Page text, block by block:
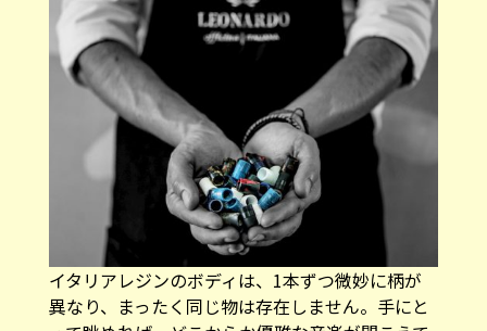
イタリアレジンのボディは、1本ずつ微妙に柄が
異なり、まったく同じ物は存在しません。手にと